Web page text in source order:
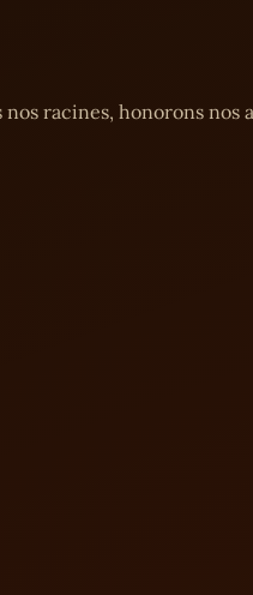
racines, honorons